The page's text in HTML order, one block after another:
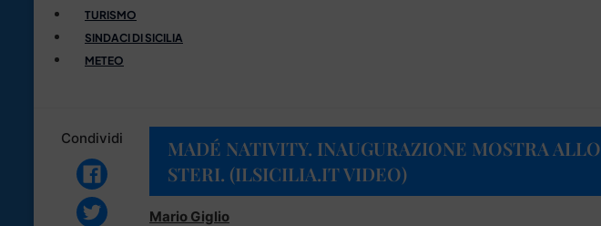
TURISMO
SINDACI DI SICILIA
METEO
Condividi
MADÉ NATIVITY. INAUGURAZIONE MOSTRA ALLO
STERI. (ILSICILIA.IT VIDEO)
Mario Giglio